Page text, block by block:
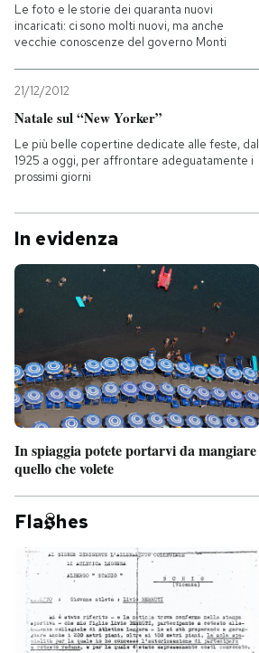
Le foto e le storie dei quaranta nuovi
incaricati: ci sono molti nuovi, ma anche
vecchie conoscenze del governo Monti
21/12/2012
Natale sul “New Yorker”
Le più belle copertine dedicate alle feste, dal
1925 a oggi, per affrontare adeguatamente i
prossimi giorni
In evidenza
In spiaggia potete portarvi da mangiare
quello che volete
Fla hes